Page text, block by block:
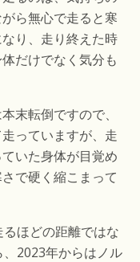
ら無心で走ると寒
り、走り終えた時
だけでなく気分も
末転倒ですので、
っていますが、走
いた身体が目覚め
で硬く縮こまって
ほどの距離ではな
2023年からはノル